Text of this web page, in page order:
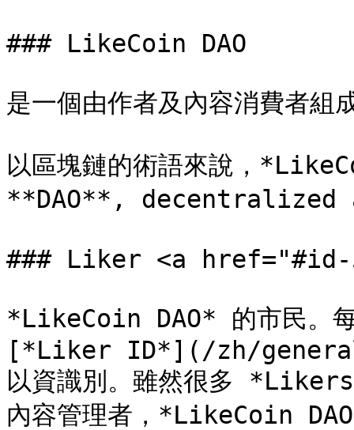
### LikeCoin DAO
是一個由作者及內容消費者組
以區塊鏈的術語來說，
**DAO**, decentralized
### Liker <a href="#id-
*LikeCoin DAO* 的市民。
[*Liker ID*](/zh/
以資識別。雖然很多
內容管理者，*LikeCoin